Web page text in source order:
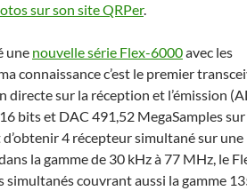
sur son site QRPer.
une nouvelle série Flex-6000avec les
connaissance c’est le premier
directe sur la réception et l’émission
bits et DAC 491,52 MegaSamples
4 récepteur simultané sur une
la gamme de 30 kHz à 77 MHz, le
couvrant aussi la gamme